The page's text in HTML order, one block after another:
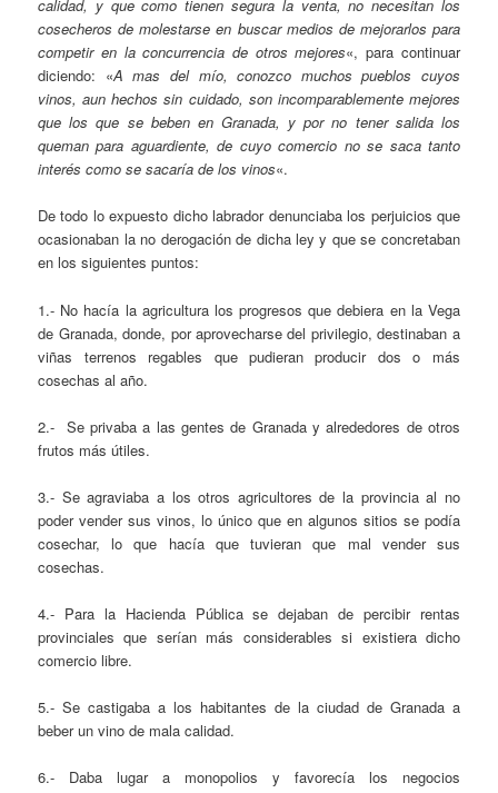
calidad, y que como tienen segura la venta, no necesitan los
cosecheros de molestarse en buscar medios de mejorarlos para
competir en la concurrencia de otros mejores«, para continuar
diciendo: «A mas del mío, conozco muchos pueblos cuyos
vinos, aun hechos sin cuidado, son incomparablemente mejores
que los que se beben en Granada, y por no tener salida los
queman para aguardiente, de cuyo comercio no se saca tanto
interés como se sacaría de los vinos«.
De todo lo expuesto dicho labrador denunciaba los perjuicios que
ocasionaban la no derogación de dicha ley y que se concretaban
en los siguientes puntos:
1.- No hacía la agricultura los progresos que debiera en la Vega
de Granada, donde, por aprovecharse del privilegio, destinaban a
viñas terrenos regables que pudieran producir dos o más
cosechas al año.
2.- Se privaba a las gentes de Granada y alrededores de otros
frutos más útiles.
3.- Se agraviaba a los otros agricultores de la provincia al no
poder vender sus vinos, lo único que en algunos sitios se podía
cosechar, lo que hacía que tuvieran que mal vender sus
cosechas.
4.- Para la Hacienda Pública se dejaban de percibir rentas
provinciales que serían más considerables si existiera dicho
comercio libre.
5.- Se castigaba a los habitantes de la ciudad de Granada a
beber un vino de mala calidad.
6.- Daba lugar a monopolios y favorecía los negocios